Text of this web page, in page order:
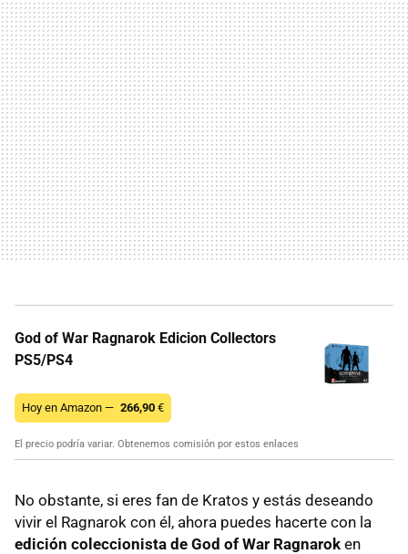
God of War Ragnarok Edicion Collectors
PS5/PS4
Hoy en Amazon — 266,90 €
El precio podría variar. Obtenemos comisión por estos enlaces
No obstante, si eres fan de Kratos y estás deseando
vivir el Ragnarok con él, ahora puedes hacerte con la
edición coleccionista de God of War Ragnarok en